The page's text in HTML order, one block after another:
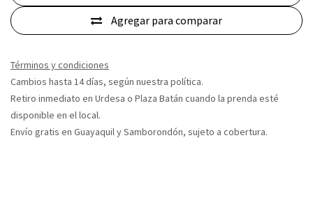
Agregar para comparar
Términos y condiciones
Cambios hasta 14 días, según nuestra política.
Retiro inmediato en Urdesa o Plaza Batán cuando la prenda esté
disponible en el local.
Envío gratis en Guayaquil y Samborondón, sujeto a cobertura.